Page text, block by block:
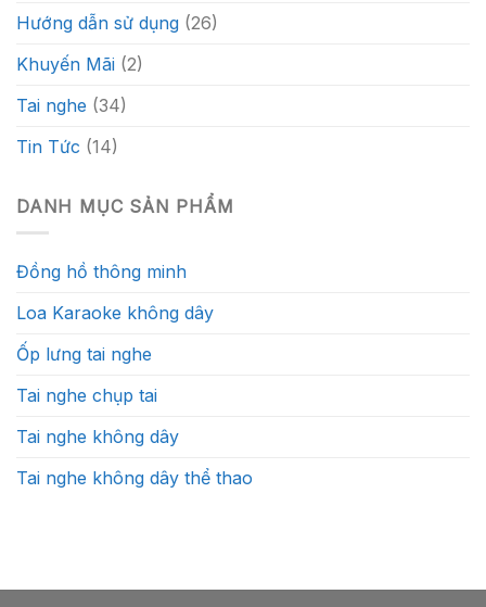
Hướng dẫn sử dụng (26)
Khuyến Mãi (2)
Tai nghe (34)
Tin Tức (14)
DANH MỤC SẢN PHẨM
Đồng hồ thông minh
Loa Karaoke không dây
Ốp lưng tai nghe
Tai nghe chụp tai
Tai nghe không dây
Tai nghe không dây thể thao